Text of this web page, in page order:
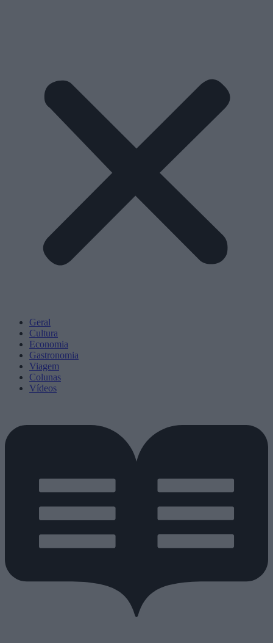
Geral
Cultura
Economia
Gastronomia
Viagem
Colunas
Vídeos